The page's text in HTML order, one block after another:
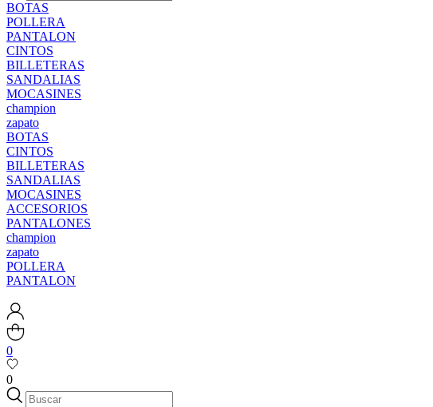
BOTAS
POLLERA
PANTALON
CINTOS
BILLETERAS
SANDALIAS
MOCASINES
champion
zapato
BOTAS
CINTOS
BILLETERAS
SANDALIAS
MOCASINES
ACCESORIOS
PANTALONES
champion
zapato
POLLERA
PANTALON
0
0